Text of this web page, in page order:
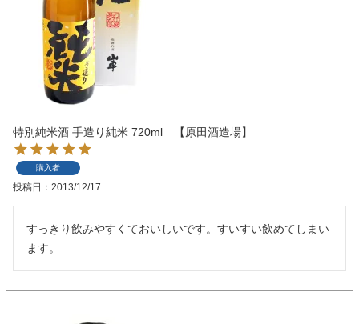
特別純米酒 手造り純米 720ml 【原田酒造場】
購入者
投稿日 2013/12/17
すっきり飲みやすくておいしいです。すいすい飲めてしまい
ます。